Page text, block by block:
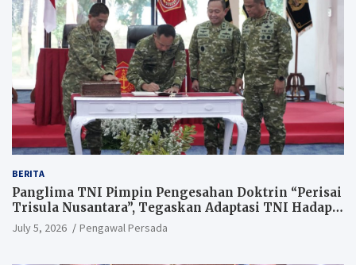
BERITA
Panglima TNI Pimpin Pengesahan Doktrin “Perisai
Trisula Nusantara”, Tegaskan Adaptasi TNI Hadapi
Perang Modern
July 5, 2026 Pengawal Persada